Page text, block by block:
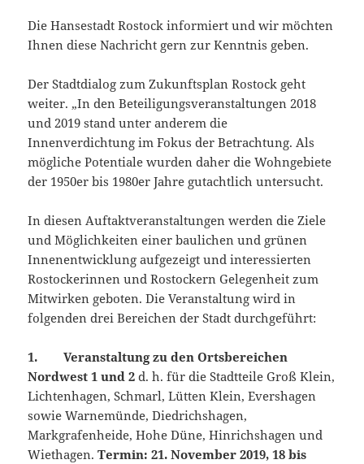
Die Hansestadt Rostock informiert und wir möchten
Ihnen diese Nachricht gern zur Kenntnis geben.
Der Stadtdialog zum Zukunftsplan Rostock geht
weiter. „In den Beteiligungsveranstaltungen 2018
und 2019 stand unter anderem die
Innenverdichtung im Fokus der Betrachtung. Als
mögliche Potentiale wurden daher die Wohngebiete
der 1950er bis 1980er Jahre gutachtlich untersucht.
In diesen Auftaktveranstaltungen werden die Ziele
und Möglichkeiten einer baulichen und grünen
Innenentwicklung aufgezeigt und interessierten
Rostockerinnen und Rostockern Gelegenheit zum
Mitwirken geboten. Die Veranstaltung wird in
folgenden drei Bereichen der Stadt durchgeführt:
1. Veranstaltung zu den Ortsbereichen
Nordwest 1 und 2 d. h. für die Stadtteile Groß Klein,
Lichtenhagen, Schmarl, Lütten Klein, Evershagen
sowie Warnemünde, Diedrichshagen,
Markgrafenheide, Hohe Düne, Hinrichshagen und
Wiethagen.Termin: 21. November 2019, 18 bis